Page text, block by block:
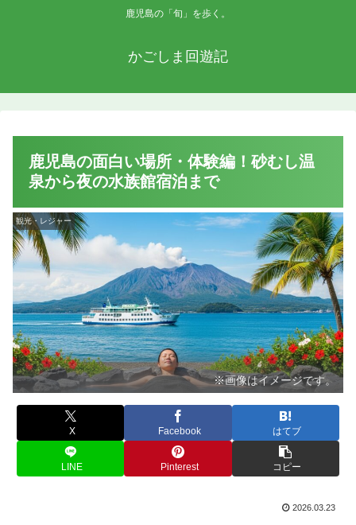
鹿児島の「旬」を歩く。
かごしま回遊記
鹿児島の面白い場所・体験編！砂むし温
泉から夜の水族館宿泊まで
観光・レジャー
※画像はイメージです。
X Facebook はてブ
LINE Pinterest コピー
2026.03.23